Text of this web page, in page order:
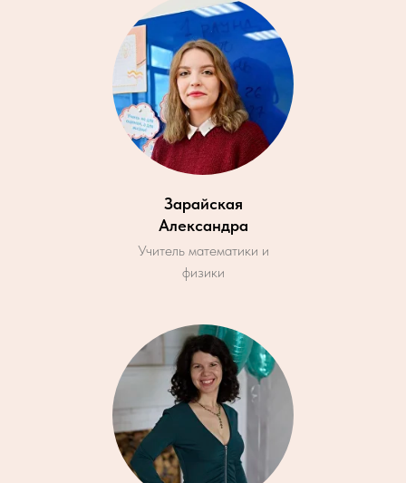
Зарайская
Александра
Учитель математики и
физики